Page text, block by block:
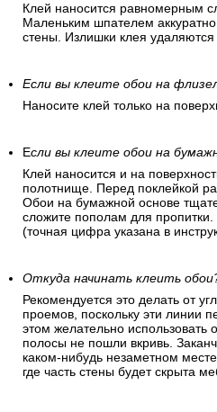
Клей наносится равномерным
Маленьким шпателем
стены. Излишки клея
Если вы клеите обои на
Наносите клей только на
Если вы клеите обои на
Клей наносится и на
полотнище. Перед поклейкой
Обои на бумажной основе
сложите пополам для
(точная цифра указана в
Откуда начинать клеить
Рекомендуется это делать от
проемов, поскольку эти линии
этом желательно использовать
полосы не пошли вкривь.
каком-нибудь незаметном
где часть стены будет скрыта